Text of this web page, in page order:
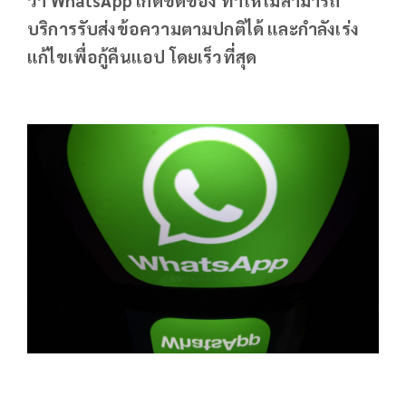
บริการรับส่งข้อความตามปกติได้ และกำลังเร่ง
แก้ไขเพื่อกู้คืนแอป โดยเร็วที่สุด